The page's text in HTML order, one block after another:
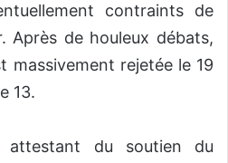
contraints de
Après de houleux débats,
massivement rejetée le 19
13.
attestant du soutien du